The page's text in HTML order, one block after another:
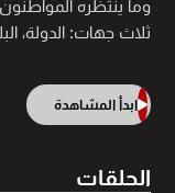
وما ينتظره
ثلاث جهات: الدولة،
ابدأ المشاهدة
الحلقات